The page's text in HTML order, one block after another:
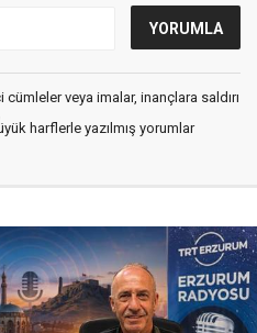
veya imalar, inançlara saldırı
harflerle yazılmış yorumlar